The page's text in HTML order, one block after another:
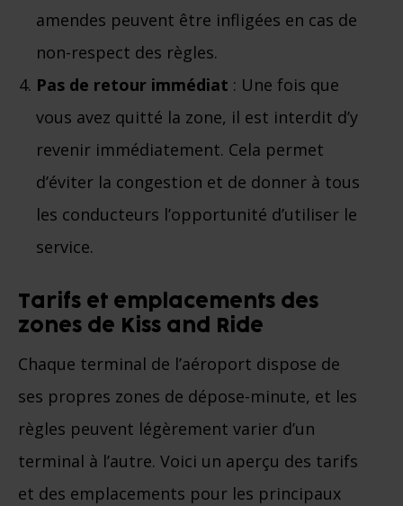
amendes peuvent être infligées en cas de
non-respect des règles.
Pas de retour immédiat : Une fois que
vous avez quitté la zone, il est interdit d’y
revenir immédiatement. Cela permet
d’éviter la congestion et de donner à tous
les conducteurs l’opportunité d’utiliser le
service.
Tarifs et emplacements des
zones de Kiss and Ride
Chaque terminal de l’aéroport dispose de
ses propres zones de dépose-minute, et les
règles peuvent légèrement varier d’un
terminal à l’autre. Voici un aperçu des tarifs
et des emplacements pour les principaux